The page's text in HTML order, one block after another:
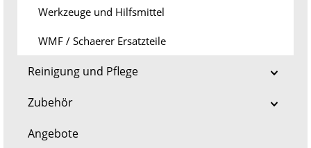
Werkzeuge und Hilfsmittel
WMF / Schaerer Ersatzteile
Reinigung und Pflege
Zubehör
Angebote